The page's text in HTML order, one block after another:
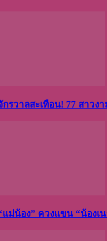
กรวาลสะเทือน! 77 สาวง
แม่น้อง” ควงแขน “น้องเ